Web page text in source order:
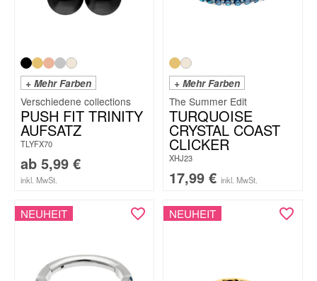
+ Mehr Farben
PUSH FIT TRINITY
AUFSATZ
TLYFX70
ab 5,99 €
inkl. MwSt.
+ Mehr Farben
The Summer Edit
TURQUOISE
CRYSTAL COAST
CLICKER
XHJ23
17,99 € inkl. MwSt.
NEUHEIT NEUHEIT